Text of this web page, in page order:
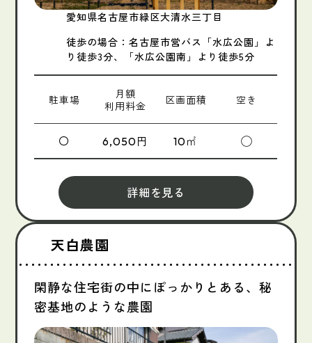
愛知県名古屋市緑区大清水三丁目
徒歩の場合：名古屋市営バス「水広公園」よ
り徒歩3分、「水広公園南」より徒歩5分
駐車場
月額
利用料金
区画面積 空き
〇 6,050円 10㎡ ◯
詳細を見る
天白農園
閑静な住宅街の中にぽっかりとある、秘
密基地のような農園